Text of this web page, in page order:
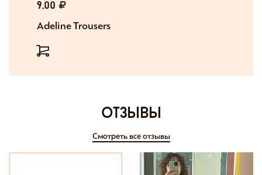
9,00
Adeline Trousers
отзывы
Смотреть все отзывы